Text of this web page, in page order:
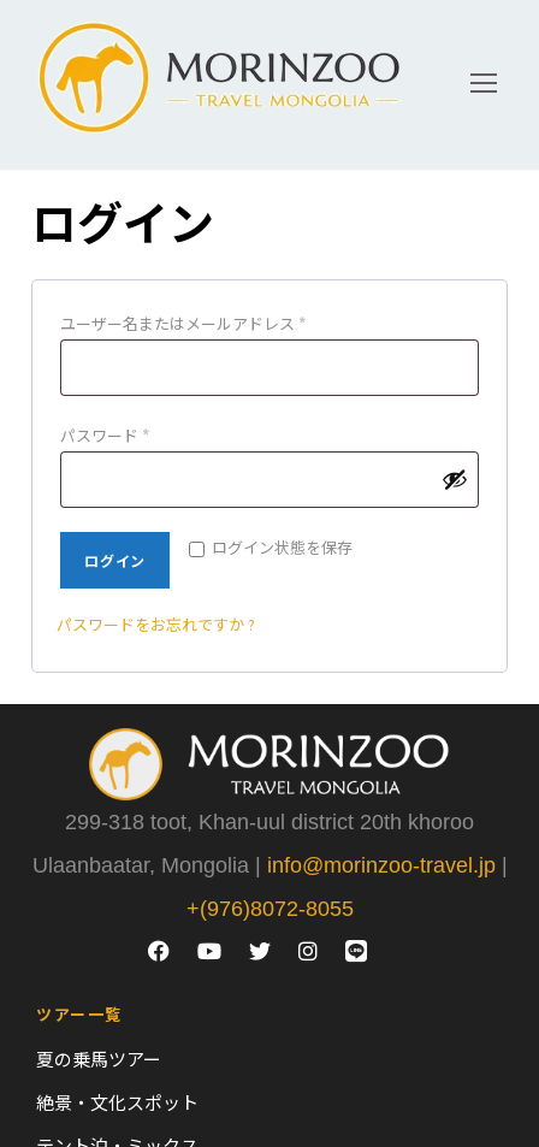
ログイン
ユーザー名またはメールアドレス *
パスワード *
ログイン状態を保存
ログイン
パスワードをお忘れですか ?
299-318 toot, Khan-uul district 20th khoroo
Ulaanbaatar, Mongolia | info@morinzoo-travel.jp|
+(976)8072-8055
ツアー一覧
夏の乗馬ツアー
絶景・文化スポット